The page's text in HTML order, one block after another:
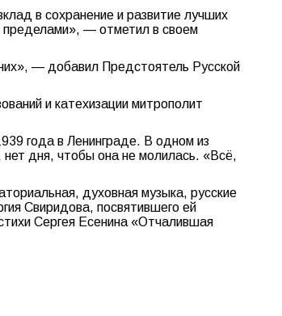
в сохранение и развитие лучших
пределами», — отметил в своем
— добавил Предстоятель Русской
и катехизации митрополит
года в Ленинграде. В одном из
дня, чтобы она не молилась. «Всё,
духовная музыка, русские
Свиридова, посвятившего ей
Сергея Есенина «Отчалившая